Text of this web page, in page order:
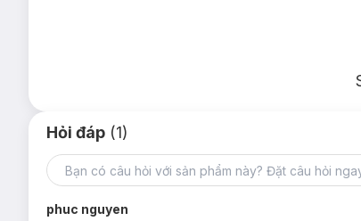
Hỏi đáp (1)
phuc nguyen